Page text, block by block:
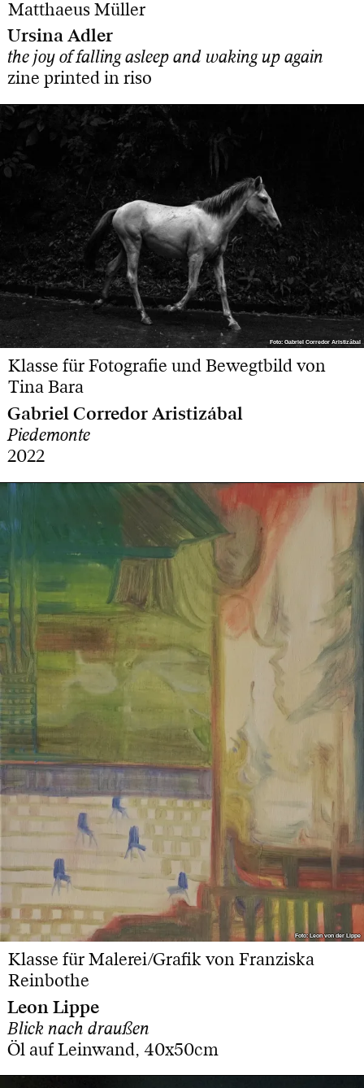
Matthaeus Müller
Ursina Adler
the joy of falling asleep and waking up again
zine printed in riso
Foto: Gabriel Corredor Aristizábal
Foto: Gabriel Corredor Aristizábal
Klasse für Fotografie und Bewegtbild von
Tina Bara
Gabriel Corredor Aristizábal
Piedemonte
2022
Foto: Leon von der Lippe
Foto: Leon von der Lippe
Klasse für Malerei/Grafik von Franziska
Reinbothe
Leon Lippe
Blick nach draußen
Öl auf Leinwand, 40x50cm